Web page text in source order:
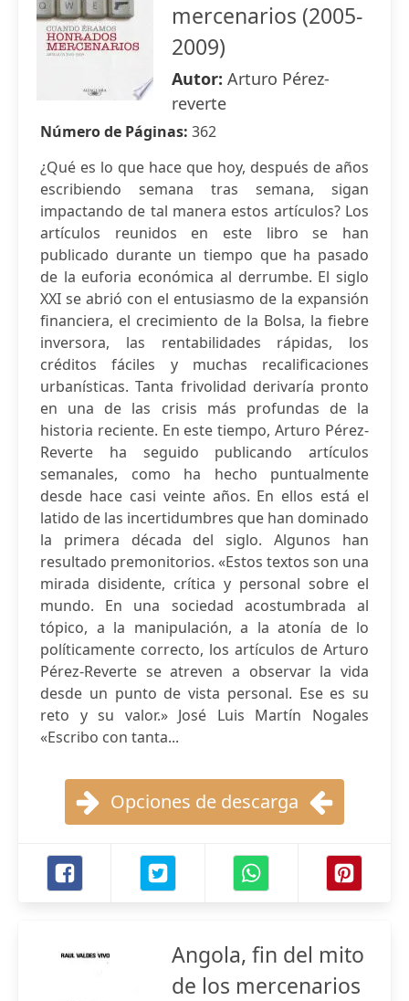
mercenarios (2005-
2009)
Autor: Arturo Pérez-
reverte
Número de Páginas: 362
¿Qué es lo que hace que hoy, después de años
escribiendo semana tras semana, sigan
impactando de tal manera estos artículos? Los
artículos reunidos en este libro se han
publicado durante un tiempo que ha pasado
de la euforia económica al derrumbe. El siglo
XXI se abrió con el entusiasmo de la expansión
financiera, el crecimiento de la Bolsa, la fiebre
inversora, las rentabilidades rápidas, los
créditos fáciles y muchas recalificaciones
urbanísticas. Tanta frivolidad derivaría pronto
en una de las crisis más profundas de la
historia reciente. En este tiempo, Arturo Pérez-
Reverte ha seguido publicando artículos
semanales, como ha hecho puntualmente
desde hace casi veinte años. En ellos está el
latido de las incertidumbres que han dominado
la primera década del siglo. Algunos han
resultado premonitorios. «Estos textos son una
mirada disidente, crítica y personal sobre el
mundo. En una sociedad acostumbrada al
tópico, a la manipulación, a la atonía de lo
políticamente correcto, los artículos de Arturo
Pérez-Reverte se atreven a observar la vida
desde un punto de vista personal. Ese es su
reto y su valor.» José Luis Martín Nogales
«Escribo con tanta...
Opciones de descarga
Angola, fin del mito
de los mercenarios